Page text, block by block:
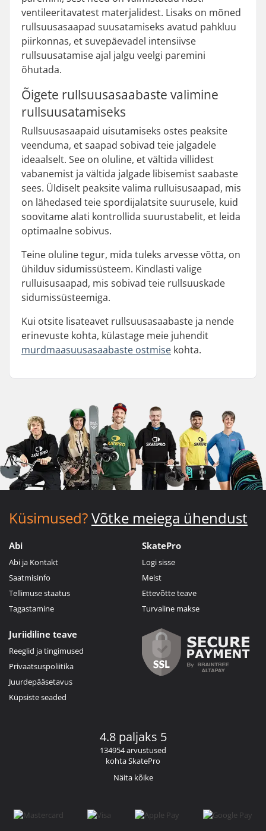
ventileeritavatest materjalidest. Lisaks on mõned
rullsuusasaapad suusatamiseks avatud pahkluu
piirkonnas, et suvepäevadel intensiivse
rullsuusatamise ajal jalgu veelgi paremini
õhutada.
Õigete rullsuusasaabaste valimine
rullsuusatamiseks
Rullsuusasaapaid uisutamiseks ostes peaksite
veenduma, et saapad sobivad teie jalgadele
ideaalselt. See on oluline, et vältida villidest
vabanemist ja vältida jalgade libisemist saabaste
sees. Üldiselt peaksite valima rulluisusaapad, mis
on lähedased teie spordijalatsite suurusele, kuid
soovitame alati kontrollida suurustabelit, et leida
optimaalne sobivus.
Teine oluline tegur, mida tuleks arvesse võtta, on
ühilduv sidumissüsteem. Kindlasti valige
rulluisusaapad, mis sobivad teie rullsuuskade
sidumissüsteemiga.
Kui otsite lisateavet rullsuusasaabaste ja nende
erinevuste kohta, külastage meie juhendit
murdmaasuusasaabaste ostmise kohta.
Küsimused?Võtke meiega ühendust
Abi
Abi ja Kontakt
Saatmisinfo
Tellimuse staatus
Tagastamine
SkatePro
Logi sisse
Meist
Ettevõtte teave
Turvaline makse
Juriidiline teave
Reeglid ja tingimused
Privaatsuspoliitika
Juurdepääsetavus
Küpsiste seaded
4.8 paljaks 5
134954 arvustused
kohta SkatePro
Näita kõike